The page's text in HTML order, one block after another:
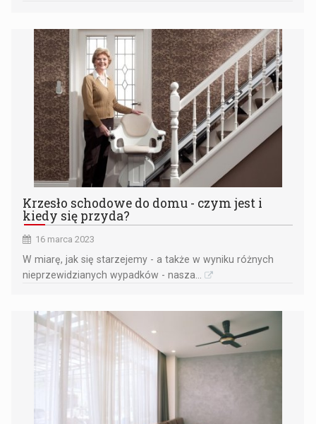
Krzesło schodowe do domu - czym jest i
kiedy się przyda?
16 marca 2023
W miarę, jak się starzejemy - a także w wyniku różnych
nieprzewidzianych wypadków - nasza...